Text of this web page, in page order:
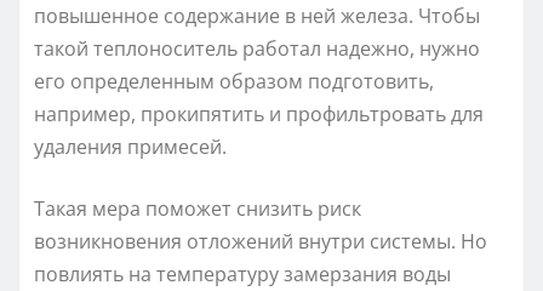
повышенное содержание в ней железа. Чтобы
такой теплоноситель работал надежно, нужно
его определенным образом подготовить,
например, прокипятить и профильтровать для
удаления примесей.
Такая мера поможет снизить риск
возникновения отложений внутри системы. Но
повлиять на температуру замерзания воды